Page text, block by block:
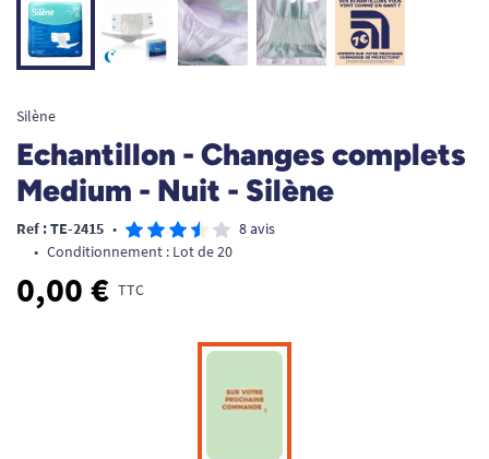
Silène
Echantillon - Changes complets
Medium - Nuit - Silène
Ref : TE-2415 •
8 avis
• Conditionnement : Lot de 20
0,00 € TTC